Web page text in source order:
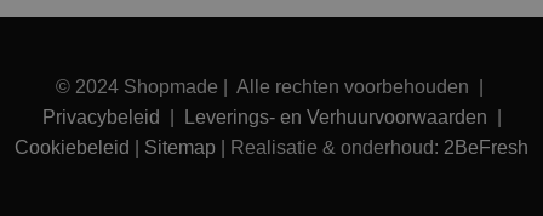
© 2024 Shopmade | Alle rechten voorbehouden |
Privacybeleid
Leverings- en Verhuurvoorwaarden
Cookiebeleid
Sitemap | Realisatie & onderhoud: 2BeFresh